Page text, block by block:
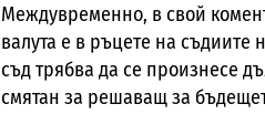
Междувременно, в свой
валута е в ръцете на
съд трябва да се произнесе
смятан за решаващ за